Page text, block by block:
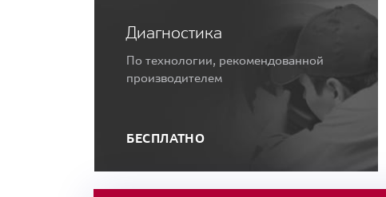
Диагностика
По технологии, рекомендованной
производителем
БЕСПЛАТНО